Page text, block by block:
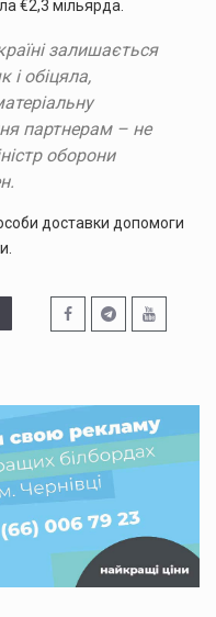
€2,3 мільярда.
залишається
і обіцяла,
партнерам – не
оборони
доставки допомоги